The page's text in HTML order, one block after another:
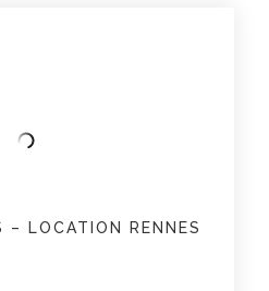
– LOCATION RENNES